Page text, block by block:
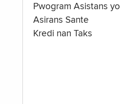
Pwogram Asistans yo
Asirans Sante
Kredi nan Taks